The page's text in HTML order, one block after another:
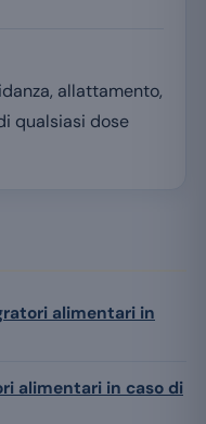
allattamento,
qualsiasi dose
alimentari in
alimentari in caso di